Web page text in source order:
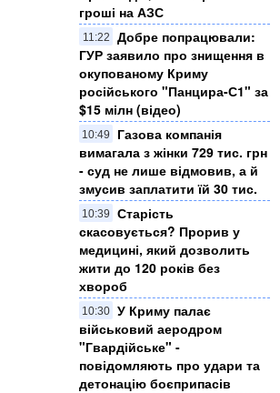
гроші на АЗС
11:22
Добре попрацювали:
ГУР заявило про знищення в
окупованому Криму
російського "Панцира-С1" за
$15 мілн (відео)
10:49
Газова компанія
вимагала з жінки 729 тис. грн
- суд не лише відмовив, а й
змусив заплатити їй 30 тис.
10:39
Старість
скасовується? Прорив у
медицині, який дозволить
жити до 120 років без
хвороб
10:30 У Криму палає
військовий аеродром
"Гвардійське" -
повідомляють про удари та
детонацію боєприпасів